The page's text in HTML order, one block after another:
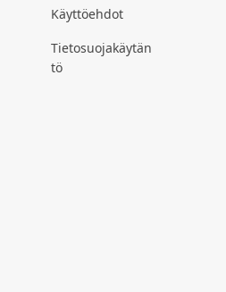
Käyttöehdot
Tietosuojakäytän
tö